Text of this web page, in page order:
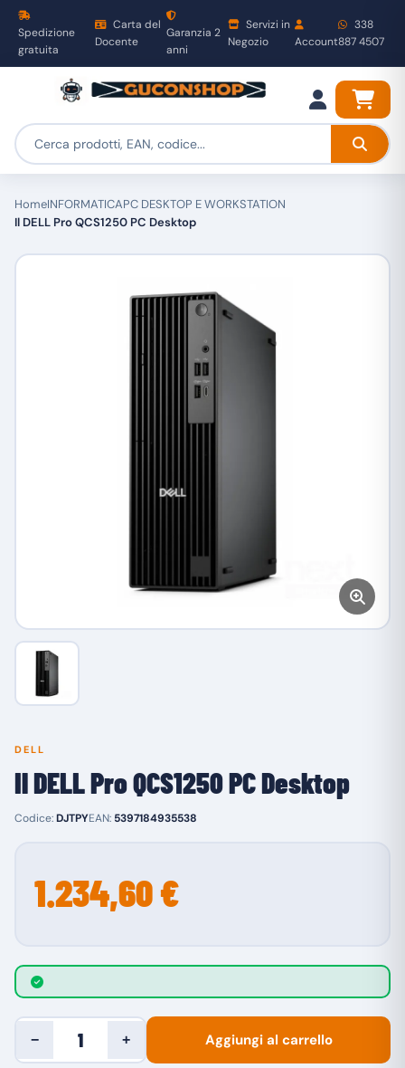
Spedizione
gratuita
Carta del
Docente
Garanzia 2
anni
Servizi in
Negozio
Account
338
887 4507
HomeINFORMATICAPC DESKTOP E WORKSTATION
Il DELL Pro QCS1250 PC Desktop
DELL
Il DELL Pro QCS1250 PC Desktop
Codice:DJTPYEAN: 5397184935538
1.234,60 €
− + Aggiungi al carrello